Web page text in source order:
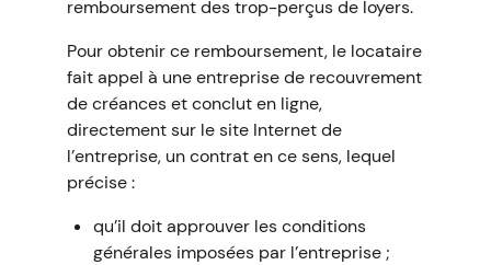
remboursement des trop-perçus de loyers.
Pour obtenir ce remboursement, le locataire
fait appel à une entreprise de recouvrement
de créances et conclut en ligne,
directement sur le site Internet de
l’entreprise, un contrat en ce sens, lequel
précise :
qu’il doit approuver les conditions
générales imposées par l’entreprise ;